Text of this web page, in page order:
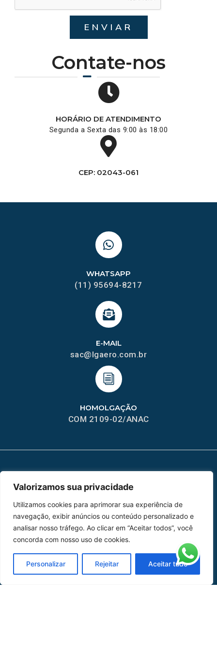
Valorizamos sua privacidade
Utilizamos cookies para aprimorar sua experiência de
navegação, exibir anúncios ou conteúdo personalizado e
analisar nosso tráfego. Ao clicar em “Aceitar todos”, você
concorda com nosso uso de cookies.
Personalizar Rejeitar Aceitar tudo
Contate-nos
HORÁRIO DE ATENDIMENTO
Segunda a Sexta das 9:00 às 18:00
CEP: 02043-061
ENVIAR
HOMOLGAÇÃO
COM 2109-02/ANAC
E-MAIL
sac@lgaero.com.br
WHATSAPP
(11) 95694-8217
Peças
Catálogo de Aplicações
Oficina de Mangueiras